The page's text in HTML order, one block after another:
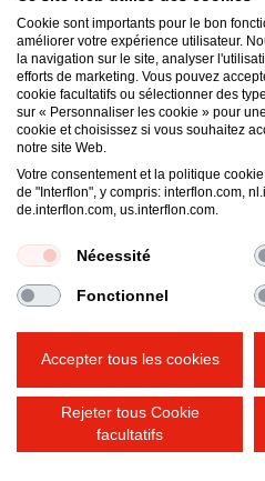
Distributor for Canada
Interflon USA, Inc.
1441 W Long Lake Road, Suite
Troy,MI 48098
États-Unis
Email:cwells@interflon.com
Conditions Générales de Vente
Politique de Confidentialité
Politique en matière de cookies
Cookie sont importants pour le bon
améliorer votre expérience utilisateur.
la navigation sur le site, analyser
efforts de marketing. Vous pouvez
cookie facultatifs ou sélectionner des
sur « Personnaliser les cookie » pour
cookie et choisissez si vous souhaitez
notre site Web.
Votre consentement et la politique
de "Interflon", y compris: interflon.com,
de.interflon.com, us.interflon.com.
Nécessité
Fonctionnel
Accepter tous les cookies
Rejeter tous Cookie
facultatifs